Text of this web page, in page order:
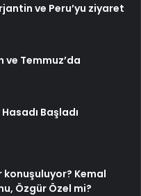
ve Peru’yu ziyaret
ve Temmuz’da
Başladı
Kemal
Özgür Özel mi?